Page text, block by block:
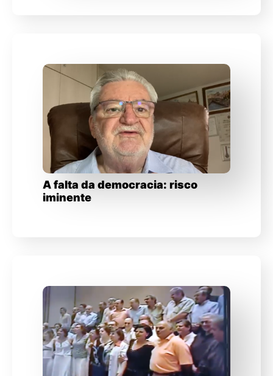
A falta da democracia: risco
iminente